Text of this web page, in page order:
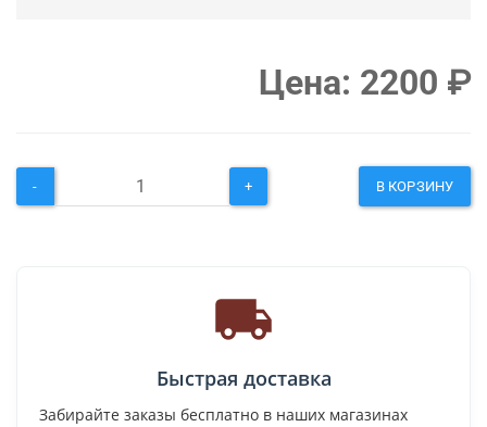
Цена: 2200 ₽
- + В КОРЗИНУ
Быстрая доставка
Забирайте заказы бесплатно в наших магазинах